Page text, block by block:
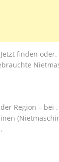
finden
Region – bei